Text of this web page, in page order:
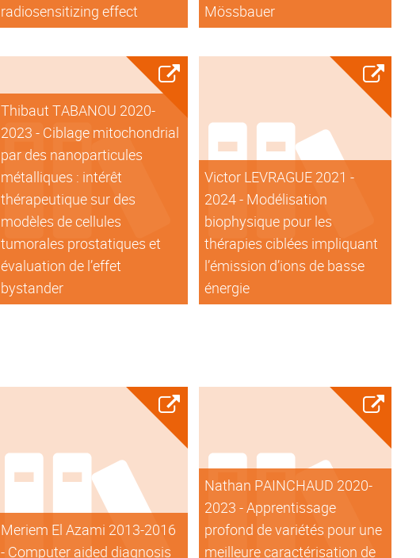
radiosensitizing effect
Mössbauer
Thibaut TABANOU 2020-
2023 - Ciblage mitochondrial
par des nanoparticules
métalliques : intérêt
thérapeutique sur des
modèles de cellules
tumorales prostatiques et
évaluation de l’effet
bystander
Victor LEVRAGUE 2021 -
2024 - Modélisation
biophysique pour les
thérapies ciblées impliquant
l’émission d’ions de basse
énergie
Meriem El Azami 2013-2016
- Computer aided diagnosis
Nathan PAINCHAUD 2020-
2023 - Apprentissage
profond de variétés pour une
meilleure caractérisation de